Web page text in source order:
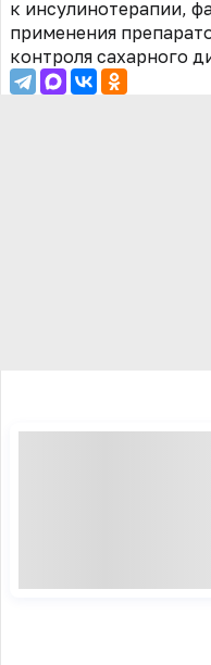
к инсулинотерапии,
применения
контроля сахарного